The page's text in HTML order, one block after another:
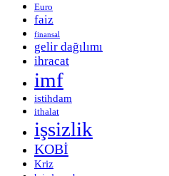
Euro
faiz
finansal
gelir dağılımı
ihracat
imf
istihdam
ithalat
işsizlik
KOBİ
Kriz